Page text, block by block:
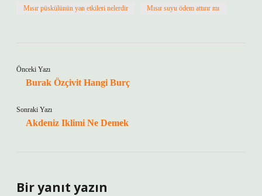
Mısır püskülünün yan etkileri nelerdir Mısır suyu ödem attırır mı
Önceki Yazı
Burak Özçivit Hangi Burç
Sonraki Yazı
Akdeniz Iklimi Ne Demek
Bir yanıt yazın